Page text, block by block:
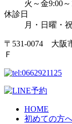
火～金9:00
休診日
月・日曜・
〒531-0074 大阪
Ｆ
HOME
初めての方